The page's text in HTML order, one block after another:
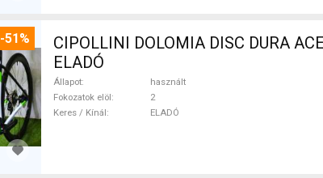
-51%
CIPOLLINI DOLOMIA DISC DURA
ELADÓ
Állapot
használt
Fokozatok elöl
2
Keres / Kínál
ELADÓ